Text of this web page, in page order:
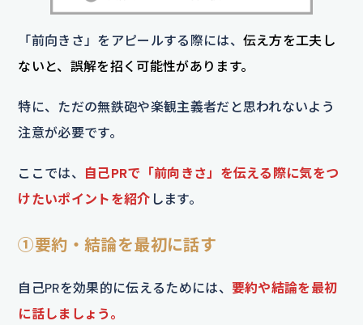
「前向きさ」をアピールする際には、 伝え方を工夫し
ないと、誤解を招く可能性があります。
特に、ただの無鉄砲や楽観主義者だと思われないよう
注意が必要です。
ここでは、
自己PRで「前向きさ」を伝える際に気をつ
けたいポイントを紹介 します。
①要約・結論を最初に話す
自己PRを効果的に伝えるためには、 要約や結論を最初
に話しましょう。